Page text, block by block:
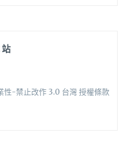
性-禁止改作 3.0 台灣 授權條款